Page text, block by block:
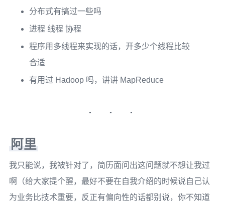
分布式有搞过一些吗
进程 线程 协程
程序用多线程来实现的话，开多少个线程比较
合适
有用过 Hadoop 吗，讲讲 MapReduce
阿里
我只能说，我被针对了，简历面问出这问题就不想让我过
啊（给大家提个醒，最好不要在自我介绍的时候说自己认
为业务比技术重要，反正有偏向性的话都别说，你不知道